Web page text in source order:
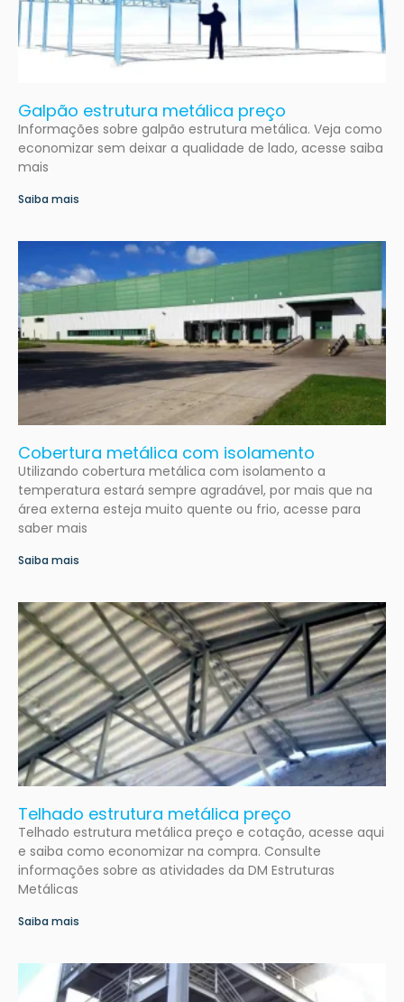
Galpão estrutura metálica preço
Informações sobre galpão estrutura metálica. Veja como
economizar sem deixar a qualidade de lado, acesse saiba
mais
Saiba mais
Cobertura metálica com isolamento
Utilizando cobertura metálica com isolamento a
temperatura estará sempre agradável, por mais que na
área externa esteja muito quente ou frio, acesse para
saber mais
Saiba mais
Telhado estrutura metálica preço
Telhado estrutura metálica preço e cotação, acesse aqui
e saiba como economizar na compra. Consulte
informações sobre as atividades da DM Estruturas
Metálicas
Saiba mais